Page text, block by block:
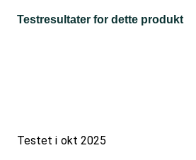
Testresultater for dette produkt
Testet i okt 2025